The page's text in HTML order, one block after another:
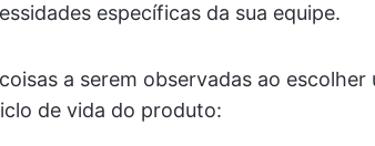
específicas da sua equipe.
a serem observadas ao
de vida do produto: